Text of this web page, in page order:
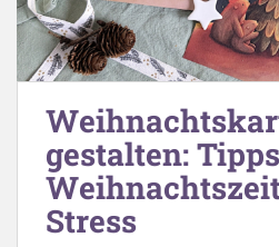
gestalten:
Stress